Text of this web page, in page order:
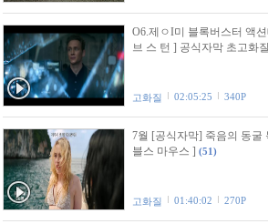
O6.제ㅇI미 블록버스터 액
브 스 턴 ] 공식자막 초고화
고화질 02:05:25 340P
7월 [공식자막] 죽음의 동굴
블스 마우스 ] (51)
고화질 01:40:02 270P